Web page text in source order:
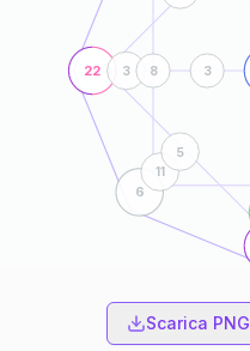
22
6
3 8 3
11
5
Scarica PNG